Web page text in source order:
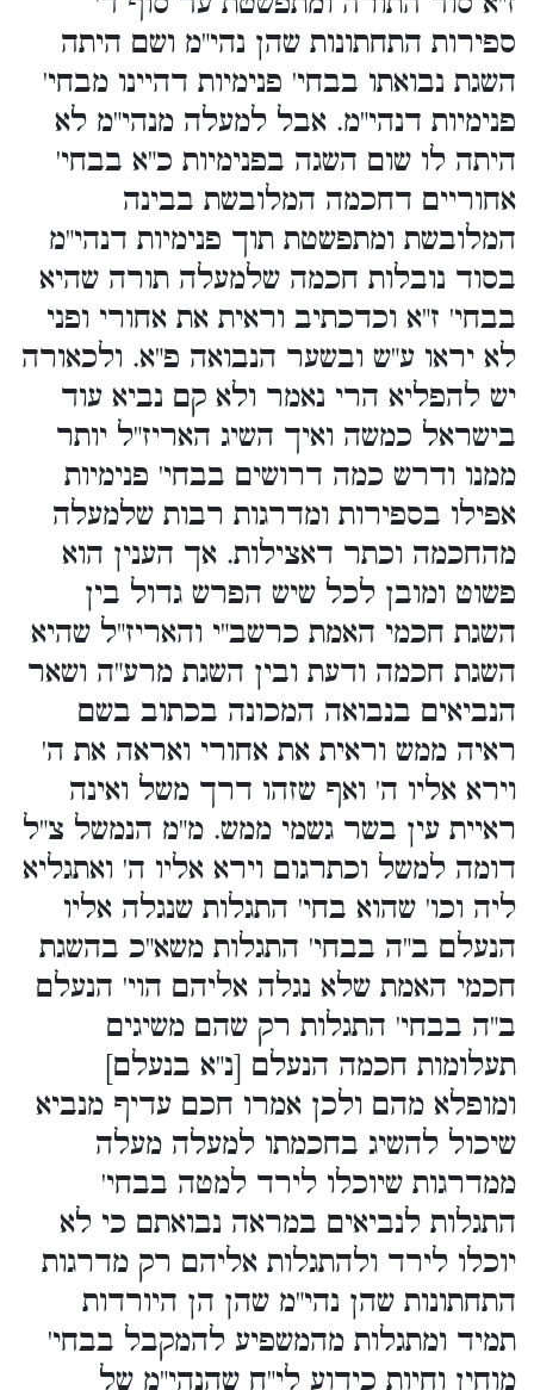
ספירות התחתונות שהן נהי"מ ושם היתה
השגת נבואתו בבחי' פנימיות דהיינו מבחי'
פנימיות דנהי"מ. אבל למעלה מנהי"מ לא
היתה לו שום השגה בפנימיות כ"א בבחי'
אחוריים דחכמה המלובשת בבינה
המלובשת ומתפשטת תוך פנימיות דנהי"מ
בסוד נובלות חכמה שלמעלה תורה שהיא
בבחי' ז"א וכדכתיב וראית את אחורי ופני
לא יראו ע"ש ובשער הנבואה פ"א. ולכאורה
יש להפליא הרי נאמר ולא קם נביא עוד
בישראל כמשה ואיך השיג האריז"ל יותר
ממנו ודרש כמה דרושים בבחי' פנימיות
אפילו בספירות ומדרגות רבות שלמעלה
מהחכמה וכתר דאצילות. אך הענין הוא
פשוט ומובן לכל שיש הפרש גדול בין
השגת חכמי האמת כרשב"י והאריז"ל שהיא
השגת חכמה ודעת ובין השגת מרע"ה ושאר
הנביאים בנבואה המכונה בכתוב בשם
ראיה ממש וראית את אחורי ואראה את ה'
וירא אליו ה' ואף שזהו דרך משל ואינה
ראיית עין בשר גשמי ממש. מ"מ הנמשל צ"ל
דומה למשל וכתרגום וירא אליו ה' ואתגליא
ליה וכו' שהוא בחי' התגלות שנגלה אליו
הנעלם ב"ה בבחי' התגלות משא"כ בהשגת
חכמי האמת שלא נגלה אליהם הוי' הנעלם
ב"ה בבחי' התגלות רק שהם משיגים
תעלומות חכמה הנעלם [נ"א בנעלם]
ומופלא מהם ולכן אמרו חכם עדיף מנביא
שיכול להשיג בחכמתו למעלה מעלה
ממדרגות שיוכלו לירד למטה בבחי'
התגלות לנביאים במראה נבואתם כי לא
יוכלו לירד ולהתגלות אליהם רק מדרגות
התחתונות שהן נהי"מ שהן הן היורדות
תמיד ומתגלות מהמשפיע להמקבל בבחי'
מוחין וחיות כידוע לי"ח שהנהי"מ של